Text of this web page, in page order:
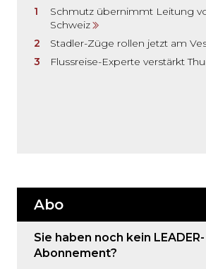
Schmutz übernimmt Leitung
Schweiz
Stadler-Züge rollen jetzt am
Flussreise-Experte verstärkt
Abo
Sie haben noch kein LEADER-
Abonnement?